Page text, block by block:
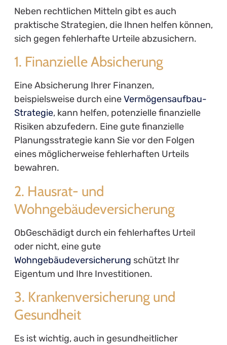
Neben rechtlichen Mitteln gibt es auch
praktische Strategien, die Ihnen helfen können,
sich gegen fehlerhafte Urteile abzusichern.
1. Finanzielle Absicherung
Eine Absicherung Ihrer Finanzen,
beispielsweise durch eineVermögensaufbau-
Strategie, kann helfen, potenzielle finanzielle
Risiken abzufedern. Eine gute finanzielle
Planungsstrategie kann Sie vor den Folgen
eines möglicherweise fehlerhaften Urteils
bewahren.
2. Hausrat- und
Wohngebäudeversicherung
ObGeschädigt durch ein fehlerhaftes Urteil
oder nicht, eine gute
Wohngebäudeversicherung schützt Ihr
Eigentum und Ihre Investitionen.
3. Krankenversicherung und
Gesundheit
Es ist wichtig, auch in gesundheitlicher